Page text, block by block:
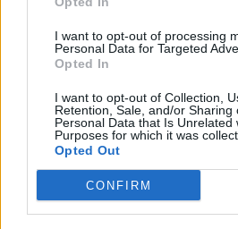
I want to opt-out of processing
Personal Data for Targeted
Opted In
I want to opt-out of Collection,
Retention, Sale, and/or Sharing
Personal Data that Is Unrelated
Purposes for which it was
Opted Out
CONFIRM
Frederiksen siekia trečios
Žinios | Pasaulis
Slovėnijoje – parlamento
grumiasi su konservatyvia
Žinios | Pasaulis
Vengrijos parlamento rinkimai